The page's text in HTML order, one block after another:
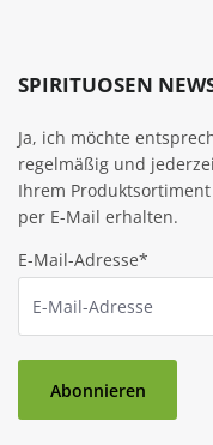
SPIRITUOSEN
Ja, ich möchte
regelmäßig und
Ihrem
per E-Mail erhalten.
E-Mail-Adresse*
Abonnieren